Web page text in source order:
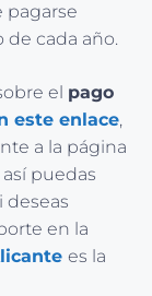
pagarse
de cada año.
el pago
este enlace,
a la página
así puedas
deseas
en la
es la